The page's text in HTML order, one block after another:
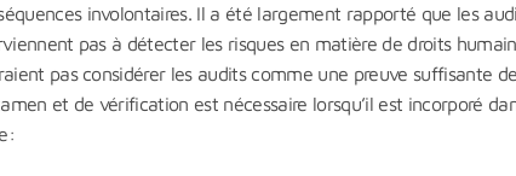
involontaires. Il a été largement rapporté que les
pas à détecter les risques en matière de droits
pas considérer les audits comme une preuve suffisante
et de vérification est nécessaire lorsqu’il est incorporé